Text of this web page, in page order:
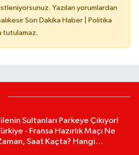
Yazılan yorumlardan
Son Dakika Haber | Politika
tutulamaz.
Sultanları Parkeye Çıkıyor!
- Fransa Hazırlık Maçı Ne
Saat Kaçta? Hangi